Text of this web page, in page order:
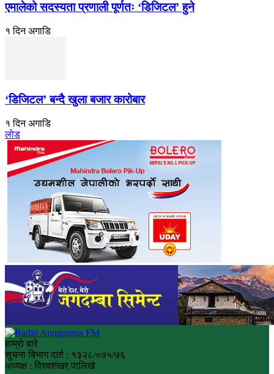
एमालेको सदस्यता प्रणाली पूर्णतः ‘डिजिटल’ हुने
१ दिन अगाडि
‘डिजिटल’ बन्दै खुला बजार कारोबार
१ दिन अगाडि
लोड
हाम्रो बारे
सुचना बिभाग दर्ता : १३२८/०७५/७६
अध्यक्ष : विश्वशंखर पालिखे